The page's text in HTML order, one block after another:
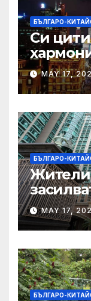
БЪЛГАРО-
Си
Китай
MAY 17,
БЪЛГАРО-
след
тази
MAY 17,
БЪЛГАРО-